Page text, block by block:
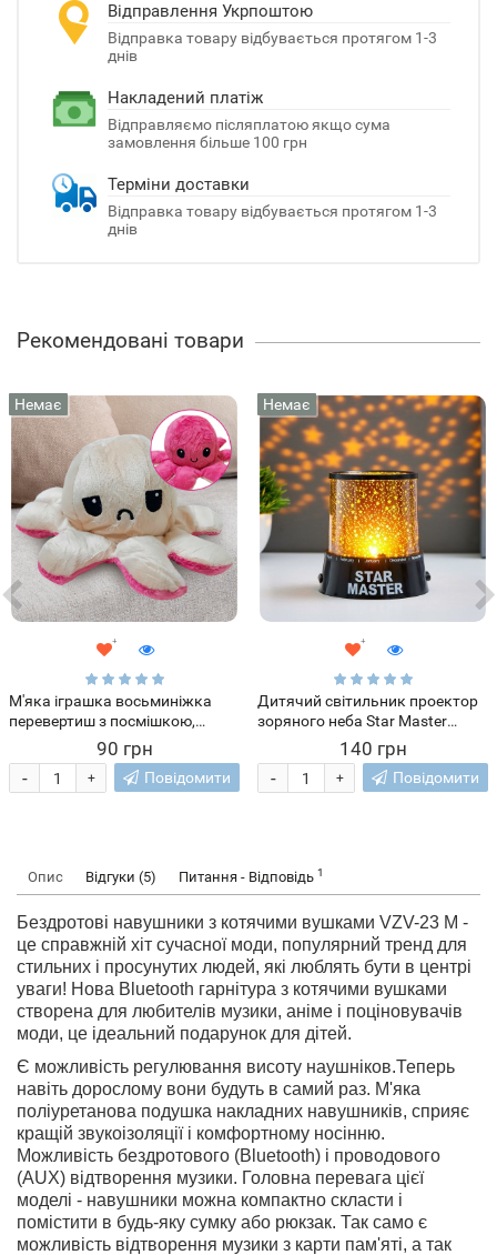
Відправлення Укрпоштою
Відправка товару відбувається протягом 1-3
днів
Накладений платіж
Відправляємо післяплатою якщо сума
замовлення більше 100 грн
Терміни доставки
Відправка товару відбувається протягом 1-3
днів
Рекомендовані товари
Немає
М'яка іграшка восьминіжка
перевертиш з посмішкою,
двоколірний Бузково-бежевий
90 грн
+
- Повідомити
Немає
Дитячий світильник проектор
зоряного неба Star Master
(Стар Майстер) працює від
розетки нічник зоряне небо
140 грн
+
- Повідомити
Опис Відгуки (5) Питання - Відповідь 1
Бездротові навушники з котячими вушками VZV-23 M -
це справжній хіт сучасної моди, популярний тренд для
стильних і просунутих людей, які люблять бути в центрі
уваги! Нова Bluetooth гарнітура з котячими вушками
створена для любителів музики, аніме і поціновувачів
моди, це ідеальний подарунок для дітей.
Є можливість регулювання висоту наушніков.Теперь
навіть дорослому вони будуть в самий раз. М'яка
поліуретанова подушка накладних навушників, сприяє
кращій звукоізоляції і комфортному носінню.
Можливість бездротового (Bluetooth) і проводового
(AUX) відтворення музики. Головна перевага цієї
моделі - навушники можна компактно скласти і
помістити в будь-яку сумку або рюкзак. Так само є
можливість відтворення музики з карти пам'яті, а так